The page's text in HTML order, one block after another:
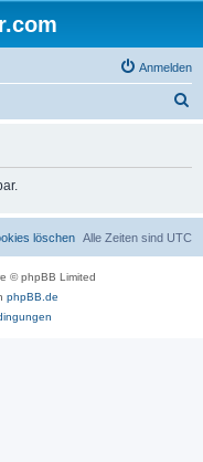
Anmelden
Alle Zeiten sind UTC
löschen
© phpBB Limited
phpBB.de